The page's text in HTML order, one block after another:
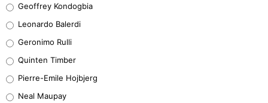
38%
32%
5%
Geoffrey Kondogbia
Leonardo Balerdi
Geronimo Rulli
Quinten Timber
Pierre-Emile Hojbjerg
Neal Maupay